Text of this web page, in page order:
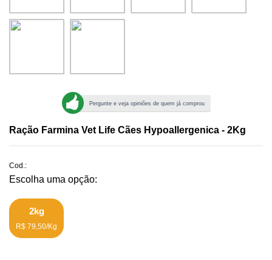
Pergunte e veja opiniões de quem já comprou
Ração Farmina Vet Life Cães Hypoallergenica - 2Kg
Cod.:
2kg
R$ 79,50/Kg